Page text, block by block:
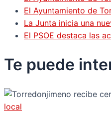
El Ayuntamiento de
La Junta inicia una
El PSOE destaca las
Te puede
local